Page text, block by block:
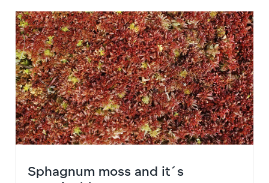
Sphagnum moss and it´s